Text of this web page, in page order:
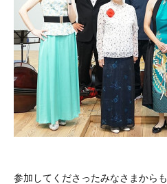
参加してくださったみなさまからも